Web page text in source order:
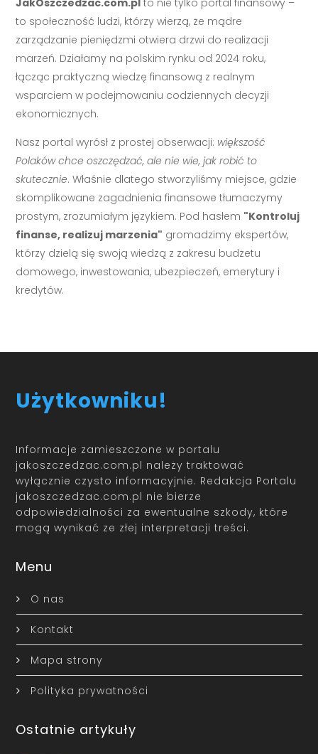
to społeczność ludzi, którzy wierzą, że mądre
zarządzanie pieniędzmi otwiera drzwi do realizacji
marzeń. Działamy na polskim rynku od 2024 roku,
łącząc praktyczną wiedzę finansową z realnym
wsparciem w podejmowaniu codziennych decyzji
ekonomicznych.
Nasz portal wyrósł z prostej obserwacji: większość
Polaków chce oszczędzać, ale nie wie, jak robić to
skutecznie. Właśnie dlatego stworzyliśmy miejsce, gdzie
skomplikowane zagadnienia finansowe tłumaczymy
prostym, zrozumiałym językiem. Pod hasłem "Kontroluj
finanse, realizuj marzenia" gromadzimy ekspertów,
którzy dzielą się swoją wiedzą z zakresu budżetu
domowego, inwestowania, ubezpieczeń, emerytury i
kredytów.
Użytkowniku!
Informacje zamieszczone w portalu
jakoszczedzac.com.pl należy traktować
wyłącznie czysto informacyjnie. Redakcja Portalu
jakoszczedzac.com.pl nie bierze
odpowiedzialności za ewentualne szkody, które
mogą wynikać ze złej interpretacji treści.
Menu
O nas
Kontakt
Mapa strony
Polityka prywatności
Ostatnie artykuły